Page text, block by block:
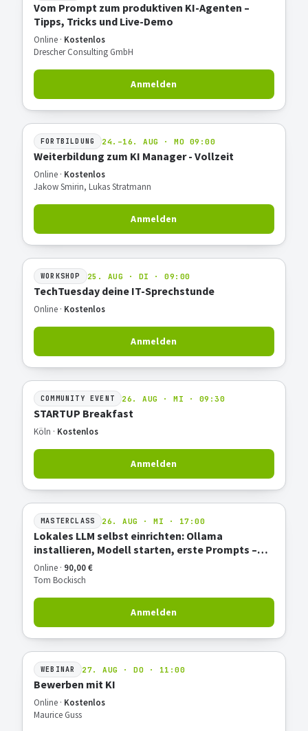
Vom Prompt zum produktiven KI-Agenten –
Tipps, Tricks und Live-Demo
Online · Kostenlos
Drescher Consulting GmbH
Anmelden
FORTBILDUNG 24.–16. AUG · MO 09:00
Weiterbildung zum KI Manager - Vollzeit
Online · Kostenlos
Jakow Smirin, Lukas Stratmann
Anmelden
WORKSHOP 25. AUG · DI · 09:00
TechTuesday deine IT-Sprechstunde
Online · Kostenlos
Anmelden
COMMUNITY EVENT 26. AUG · MI · 09:30
STARTUP Breakfast
Köln · Kostenlos
Anmelden
MASTERCLASS 26. AUG · MI · 17:00
Lokales LLM selbst einrichten: Ollama
installieren, Modell starten, erste Prompts –
Hands-on
Online · 90,00 €
Tom Bockisch
Anmelden
WEBINAR 27. AUG · DO · 11:00
Bewerben mit KI
Online · Kostenlos
Maurice Guss